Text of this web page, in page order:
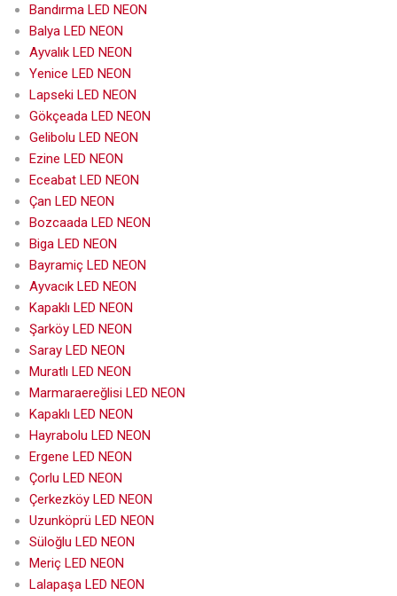
Bandırma LED NEON
Balya LED NEON
Ayvalık LED NEON
Yenice LED NEON
Lapseki LED NEON
Gökçeada LED NEON
Gelibolu LED NEON
Ezine LED NEON
Eceabat LED NEON
Çan LED NEON
Bozcaada LED NEON
Biga LED NEON
Bayramiç LED NEON
Ayvacık LED NEON
Kapaklı LED NEON
Şarköy LED NEON
Saray LED NEON
Muratlı LED NEON
Marmaraereğlisi LED NEON
Kapaklı LED NEON
Hayrabolu LED NEON
Ergene LED NEON
Çorlu LED NEON
Çerkezköy LED NEON
Uzunköprü LED NEON
Süloğlu LED NEON
Meriç LED NEON
Lalapaşa LED NEON